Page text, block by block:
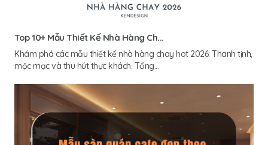
Top 10+ Mẫu Thiết Kế Nhà Hàng Ch...
Khám phá các mẫu thiết kế nhà hàng chay hot 2026: Thanh tịnh,
mộc mạc và thu hút thực khách. Tổng...